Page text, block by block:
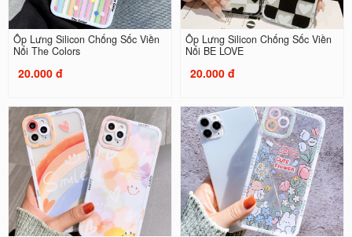
Ốp Lưng Silicon Chống Sốc Viền
Nổi The Colors
20.000 đ
Ốp Lưng Silicon Chống Sốc Viền
Nổi BE LOVE
20.000 đ